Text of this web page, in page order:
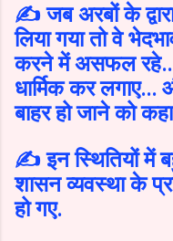
✍️ जब अरबों के
लिया गया तो वे
करने में असफल
धार्मिक कर
बाहर हो जाने को
✍️ इन स्थितियों में
शासन व्यवस्था के
हो गए.